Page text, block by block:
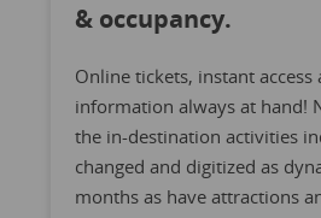
& occupancy.
Online tickets, instant access
information always at hand!
the in-destination activities
changed and digitized as
months as have attractions